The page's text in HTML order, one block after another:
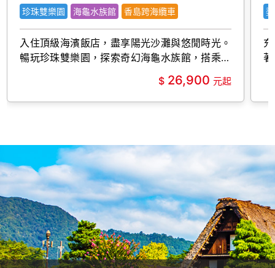
日(嚴選)
珍珠雙樂園 海龜水族館 香島跨海纜車
入住頂級海濱飯店，盡享陽光沙灘與悠閒時光。
暢玩珍珠雙樂園，探索奇幻海龜水族館，搭乘香
島跨海纜車俯瞰碧海藍天，夜訪VUI-FEST感受
26,900